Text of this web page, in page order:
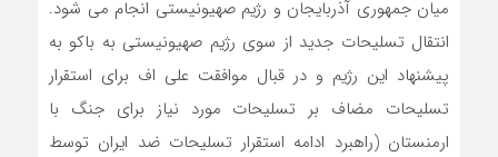
میان جمهوری آذربایجان و رژیم صهیونیستی انجام می شود.
انتقال تسلیحات جدید از سوی رژیم صهیونیستی به باکو به
پیشنهاد این رژیم و در قبال موافقت علی اف برای استقرار
تسلیحات مضاف بر تسلیحات مورد نیاز برای جنگ با
ارمنستان (راهبرد ادامه استقرار تسلیحات ضد ایران توسط